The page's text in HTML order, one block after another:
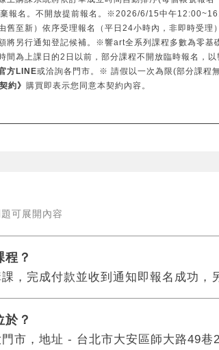
報名。不開放提前報名。※2026/6/15中午
舊至新）依序受理報名（平日24小時內，非即時受
將另行通知登記候補。※響art全系列課程多數為零
間為上課日的2日以前，部分課程不開放臨時報名，
方LINE或洽詢各門市。※ 請假以一次為限(部分課程
約》 購買即表示您同意本契約內容。
可展開內容
？
，完成付款並收到通知即報名成功，
？
市，地址 - 台北市大安區師大路49巷2